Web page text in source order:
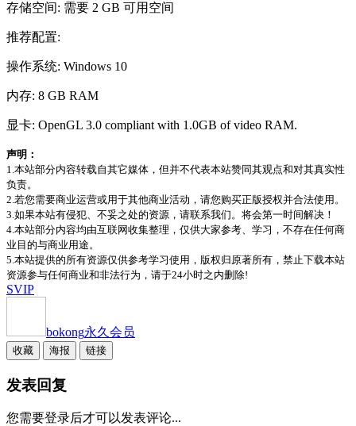
存储空间: 需要 2 GB 可用空间
推荐配置:
操作系统: Windows 10
内存: 8 GB RAM
显卡: OpenGL 3.0 compliant with 1.0GB of video RAM.
声明：
1.本站部分内容转载自其它媒体，但并不代表本站赞同其观点和对其真实性
负责。
2.若您需要商业运营或用于其他商业活动，请您购买正版授权并合法使用。
3.如果本站有侵犯、不妥之处的资源，请联系我们。将会第一时间解决！
4.本站部分内容均由互联网收集整理，仅供大家参考、学习，不存在任何商
业目的与商业用途。
5.本站提供的所有资源仅供参考学习使用，版权归原著所有，禁止下载本站
资源参与任何商业和非法行为，请于24小时之内删除!
SVIP
bokong永久会员
收藏 海报 链接
发表回复
您需要登录后才可以发表评论...